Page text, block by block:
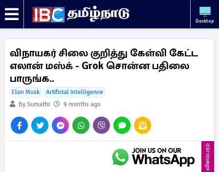
Desktop
விநாயகர் சிலை குறித்து கேள்வி கேட்ட
எலான் மஸ்க் - Grok சொன்ன பதிலை
பாருங்க..
Elon Musk
Artificial Intelligence
By Sumathi
9 months ago
விளம்பரம்